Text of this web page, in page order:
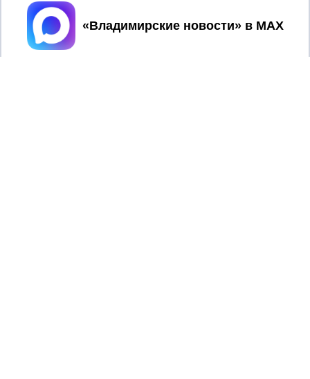
НОВОСТИ
Учредитель (соучредители): Общество с ограниченной
ответственностью «РЕГИОНАЛЬНЫЕ НОВОСТИ» (ОГРН
Принять